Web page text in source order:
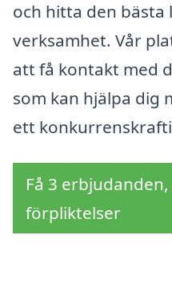
och hitta den
verksamhet. Vår
att få kontakt med
som kan hjälpa dig
ett
Få 3
förpliktelser